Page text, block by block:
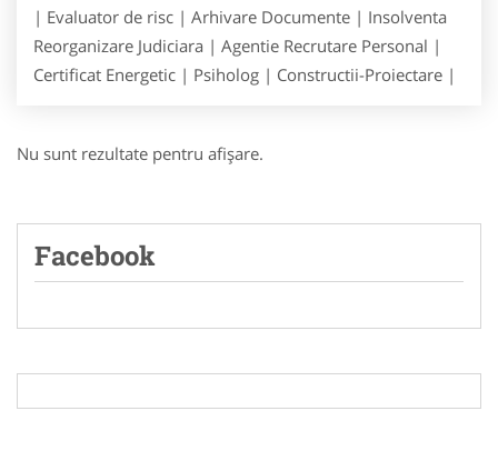
| Evaluator de risc | Arhivare Documente | Insolventa
Reorganizare Judiciara | Agentie Recrutare Personal |
Certificat Energetic | Psiholog | Constructii-Proiectare |
Nu sunt rezultate pentru afişare.
Facebook